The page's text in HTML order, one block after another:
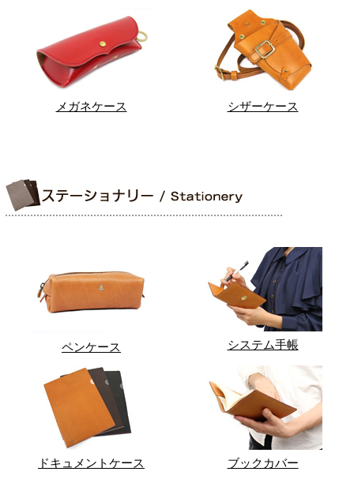
メガネケース シザーケース
ペンケース システム手帳
ドキュメントケース ブックカバー